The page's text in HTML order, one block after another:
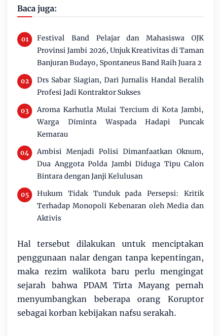
Baca juga:
Festival Band Pelajar dan Mahasiswa OJK
Provinsi Jambi 2026, Unjuk Kreativitas di Taman
Banjuran Budayo, Spontaneus Band Raih Juara 2
Drs Sabar Siagian, Dari Jurnalis Handal Beralih
Profesi Jadi Kontraktor Sukses
Aroma Karhutla Mulai Tercium di Kota Jambi,
Warga Diminta Waspada Hadapi Puncak
Kemarau
Ambisi Menjadi Polisi Dimanfaatkan Oknum,
Dua Anggota Polda Jambi Diduga Tipu Calon
Bintara dengan Janji Kelulusan
Hukum Tidak Tunduk pada Persepsi: Kritik
Terhadap Monopoli Kebenaran oleh Media dan
Aktivis
Hal tersebut dilakukan untuk menciptakan
penggunaan nalar dengan tanpa kepentingan,
maka rezim walikota baru perlu mengingat
sejarah bahwa PDAM Tirta Mayang pernah
menyumbangkan beberapa orang Koruptor
sebagai korban kebijakan nafsu serakah.